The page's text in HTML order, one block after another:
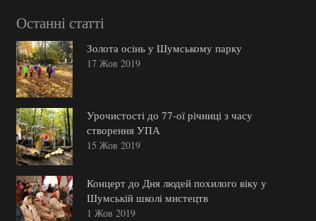
Останні статті
Золота осінь у Шумському парку
17 Жов 2019
Урочистості до 77-ої річниці з часу
створення УПА
15 Жов 2019
Концерт до Дня людей похилого віку у
Шумській школі мистецтв
1 Жов 2019